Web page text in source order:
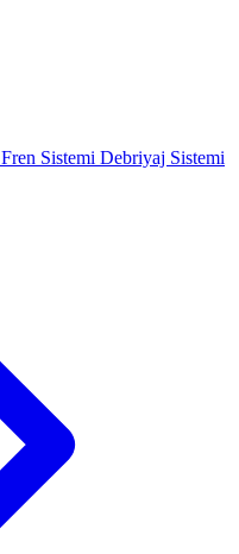
Fren Sistemi Debriyaj Sistemi